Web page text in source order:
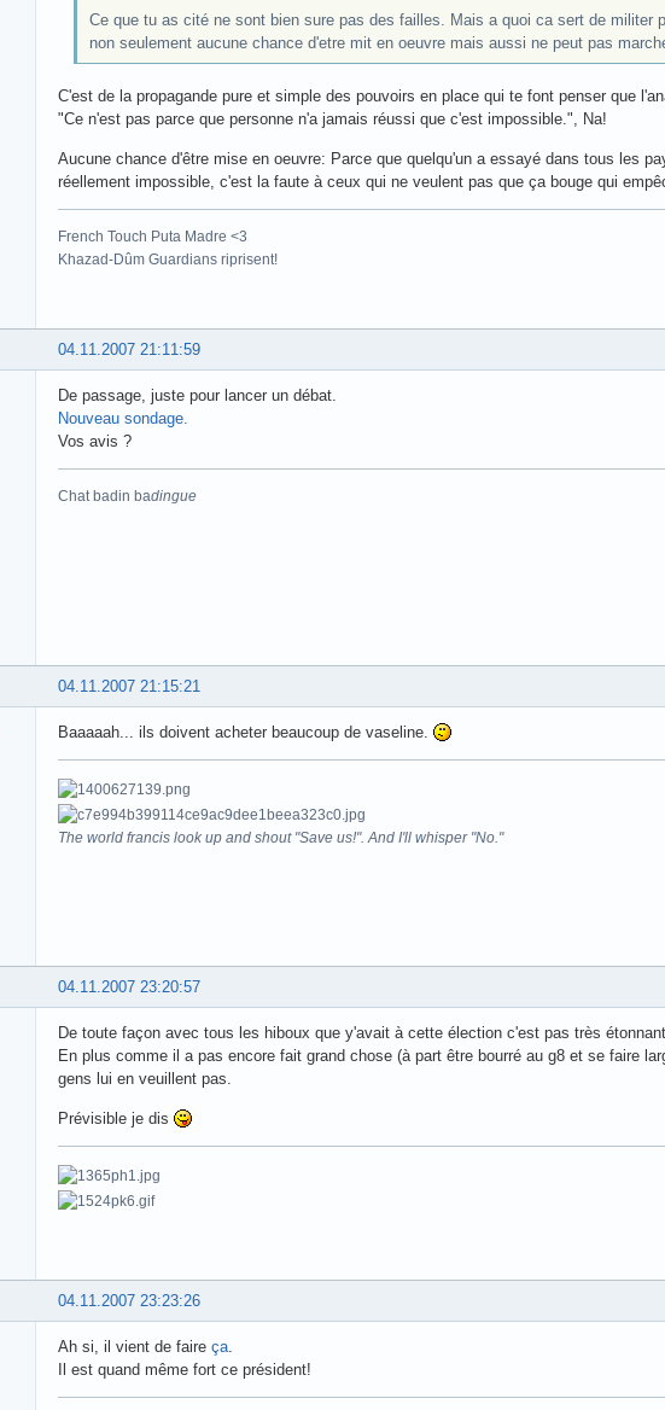
Ce que tu as cité ne sont bien sure pas des failles. Mais a quoi ca sert de militer
non seulement aucune chance d'etre mit en oeuvre mais aussi ne peut pas
C'est de la propagande pure et simple des pouvoirs en place qui te font penser que
"Ce n'est pas parce que personne n'a jamais réussi que c'est impossible.", Na!
Aucune chance d'être mise en oeuvre: Parce que quelqu'un a essayé dans tous les
réellement impossible, c'est la faute à ceux qui ne veulent pas que ça bouge qui
French Touch Puta Madre <3
Khazad-Dûm Guardians riprisent!
04.11.2007 21:11:59
De passage, juste pour lancer un débat.
Nouveau sondage.
Vos avis ?
Chat badin badingue
04.11.2007 21:15:21
Baaaaah... ils doivent acheter beaucoup de vaseline.
The world francis look up and shout "Save us!". And I'll whisper "No."
04.11.2007 23:20:57
De toute façon avec tous les hiboux que y'avait à cette élection c'est pas très
En plus comme il a pas encore fait grand chose (à part être bourré au g8 et se faire
gens lui en veuillent pas.
Prévisible je dis
04.11.2007 23:23:26
Ah si, il vient de faire ça
Il est quand même fort ce président!